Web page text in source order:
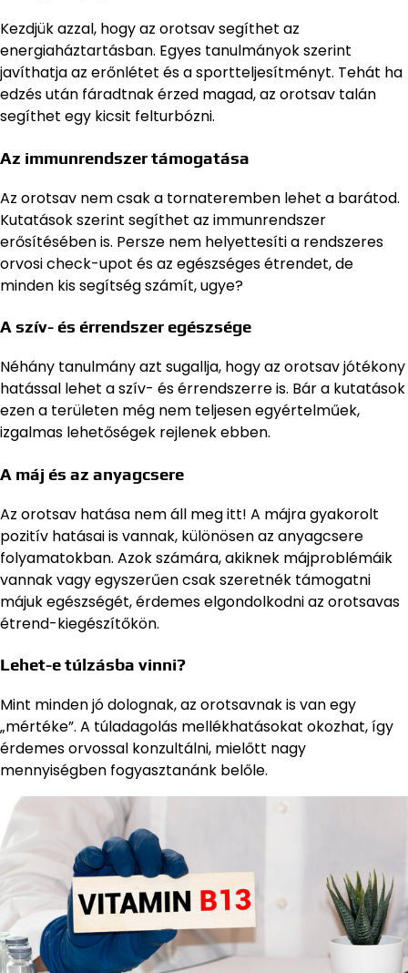
Kezdjük azzal, hogy az orotsav segíthet az
energiaháztartásban. Egyes tanulmányok szerint
javíthatja az erőnlétet és a sportteljesítményt. Tehát ha
edzés után fáradtnak érzed magad, az orotsav talán
segíthet egy kicsit felturbózni.
Az immunrendszer támogatása
Az orotsav nem csak a tornateremben lehet a barátod.
Kutatások szerint segíthet az immunrendszer
erősítésében is. Persze nem helyettesíti a rendszeres
orvosi check-upot és az egészséges étrendet, de
minden kis segítség számít, ugye?
A szív- és érrendszer egészsége
Néhány tanulmány azt sugallja, hogy az orotsav jótékony
hatással lehet a szív- és érrendszerre is. Bár a kutatások
ezen a területen még nem teljesen egyértelműek,
izgalmas lehetőségek rejlenek ebben.
A máj és az anyagcsere
Az orotsav hatása nem áll meg itt! A májra gyakorolt
pozitív hatásai is vannak, különösen az anyagcsere
folyamatokban. Azok számára, akiknek májproblémáik
vannak vagy egyszerűen csak szeretnék támogatni
májuk egészségét, érdemes elgondolkodni az orotsavas
étrend-kiegészítőkön.
Lehet-e túlzásba vinni?
Mint minden jó dolognak, az orotsavnak is van egy
„mértéke”. A túladagolás mellékhatásokat okozhat, így
érdemes orvossal konzultálni, mielőtt nagy
mennyiségben fogyasztanánk belőle.